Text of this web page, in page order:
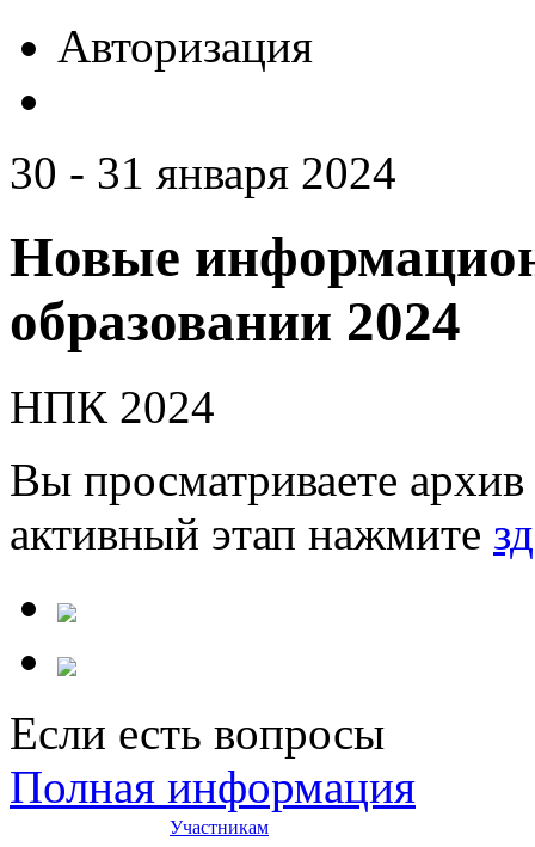
Авторизация
30 - 31 января 2024
Новые
образовании 2024
НПК 2024
Вы просматриваете
активный этап нажмите
Если есть вопросы
Полная информация
Участникам